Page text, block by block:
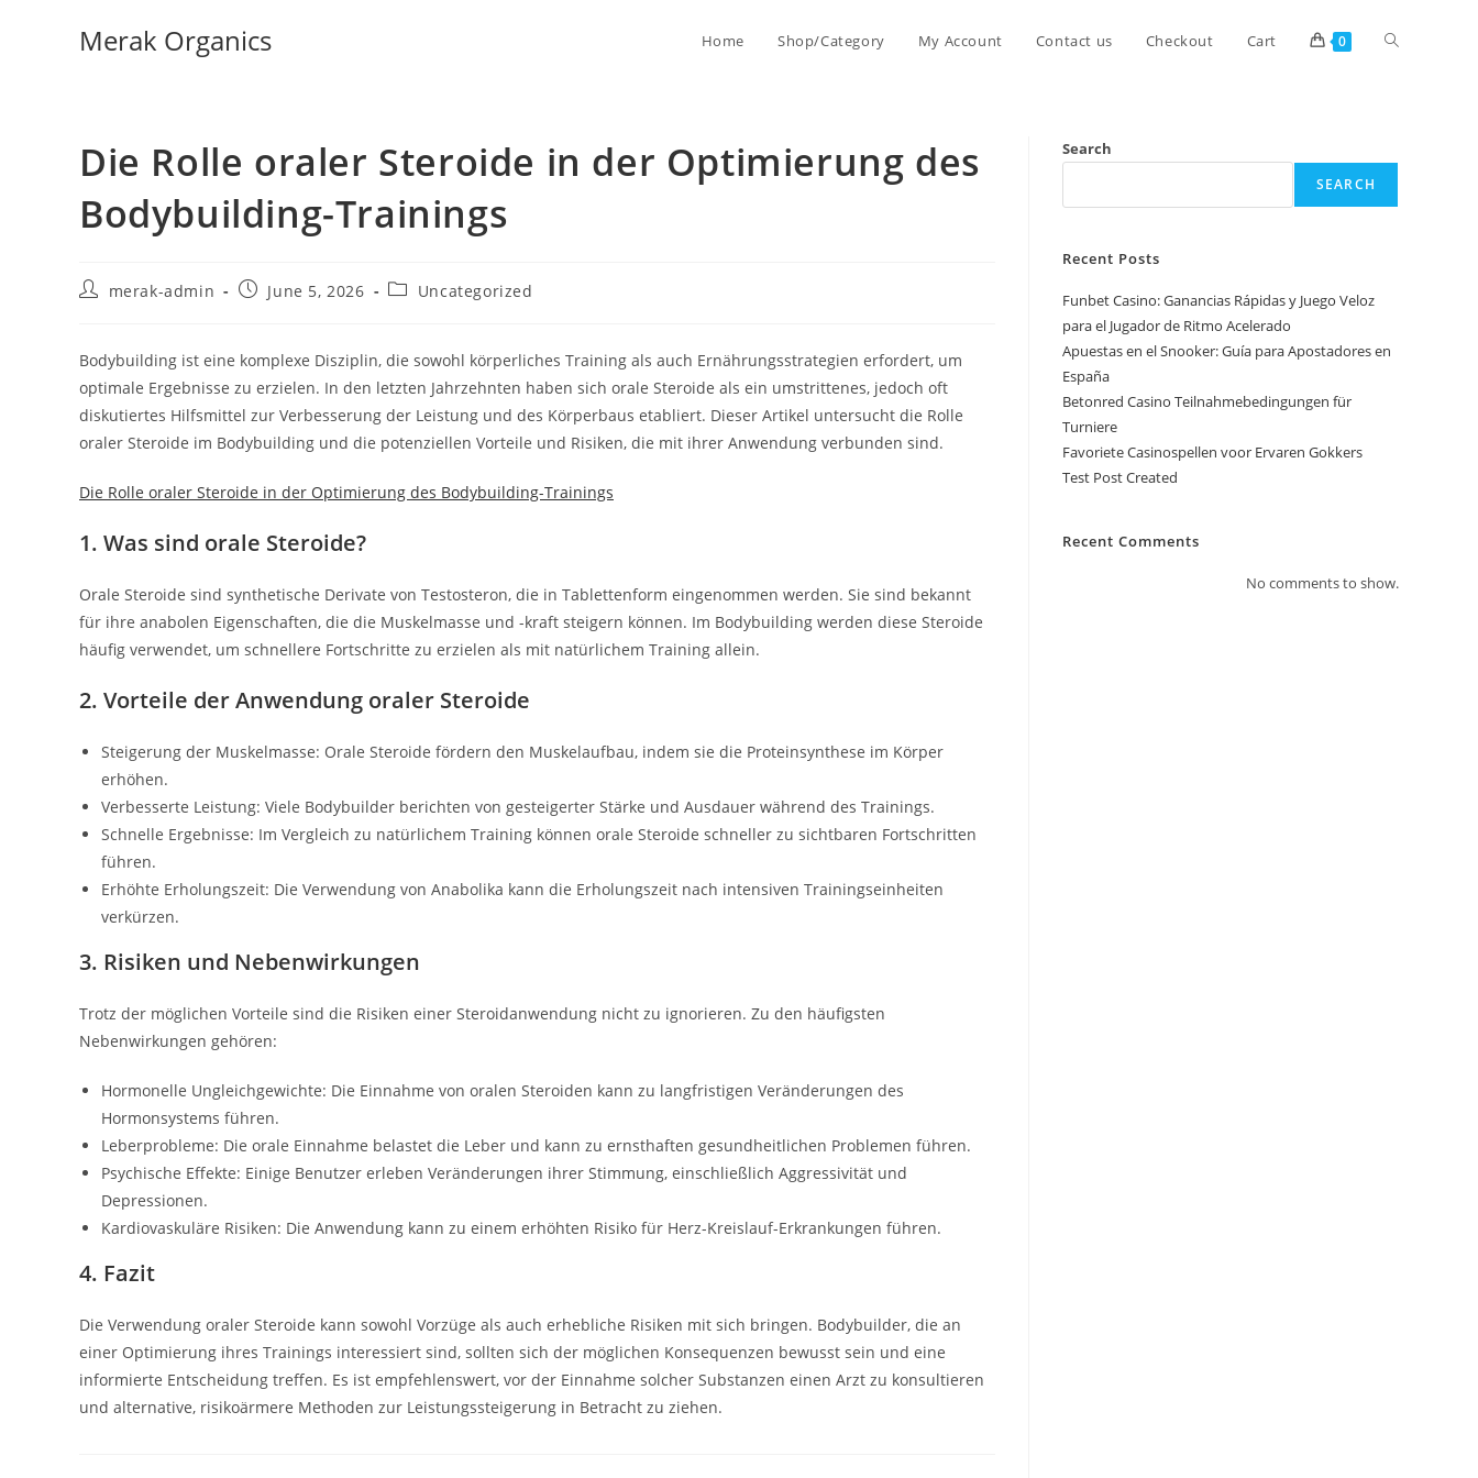
Merak Organics Home Shop/Category My Account Contact us Checkout Cart 0
Die Rolle oraler Steroide in der Optimierung des
Bodybuilding-Trainings
merak-admin June 5, 2026 Uncategorized
Bodybuilding ist eine komplexe Disziplin, die sowohl körperliches Training als auch Ernährungsstrategien erfordert, um
optimale Ergebnisse zu erzielen. In den letzten Jahrzehnten haben sich orale Steroide als ein umstrittenes, jedoch oft
diskutiertes Hilfsmittel zur Verbesserung der Leistung und des Körperbaus etabliert. Dieser Artikel untersucht die Rolle
oraler Steroide im Bodybuilding und die potenziellen Vorteile und Risiken, die mit ihrer Anwendung verbunden sind.
Die Rolle oraler Steroide in der Optimierung des Bodybuilding-Trainings
1. Was sind orale Steroide?
Orale Steroide sind synthetische Derivate von Testosteron, die in Tablettenform eingenommen werden. Sie sind bekannt
für ihre anabolen Eigenschaften, die die Muskelmasse und -kraft steigern können. Im Bodybuilding werden diese Steroide
häufig verwendet, um schnellere Fortschritte zu erzielen als mit natürlichem Training allein.
2. Vorteile der Anwendung oraler Steroide
Steigerung der Muskelmasse: Orale Steroide fördern den Muskelaufbau, indem sie die Proteinsynthese im Körper
erhöhen.
Verbesserte Leistung: Viele Bodybuilder berichten von gesteigerter Stärke und Ausdauer während des Trainings.
Schnelle Ergebnisse: Im Vergleich zu natürlichem Training können orale Steroide schneller zu sichtbaren Fortschritten
führen.
Erhöhte Erholungszeit: Die Verwendung von Anabolika kann die Erholungszeit nach intensiven Trainingseinheiten
verkürzen.
3. Risiken und Nebenwirkungen
Trotz der möglichen Vorteile sind die Risiken einer Steroidanwendung nicht zu ignorieren. Zu den häufigsten
Nebenwirkungen gehören:
Hormonelle Ungleichgewichte: Die Einnahme von oralen Steroiden kann zu langfristigen Veränderungen des
Hormonsystems führen.
Leberprobleme: Die orale Einnahme belastet die Leber und kann zu ernsthaften gesundheitlichen Problemen führen.
Psychische Effekte: Einige Benutzer erleben Veränderungen ihrer Stimmung, einschließlich Aggressivität und
Depressionen.
Kardiovaskuläre Risiken: Die Anwendung kann zu einem erhöhten Risiko für Herz-Kreislauf-Erkrankungen führen.
4. Fazit
Die Verwendung oraler Steroide kann sowohl Vorzüge als auch erhebliche Risiken mit sich bringen. Bodybuilder, die an
einer Optimierung ihres Trainings interessiert sind, sollten sich der möglichen Konsequenzen bewusst sein und eine
informierte Entscheidung treffen. Es ist empfehlenswert, vor der Einnahme solcher Substanzen einen Arzt zu konsultieren
und alternative, risikoärmere Methoden zur Leistungssteigerung in Betracht zu ziehen.
Search
SEARCH
Recent Posts
Funbet Casino: Ganancias Rápidas y Juego Veloz
para el Jugador de Ritmo Acelerado
Apuestas en el Snooker: Guía para Apostadores en
España
Betonred Casino Teilnahmebedingungen für
Turniere
Favoriete Casinospellen voor Ervaren Gokkers
Test Post Created
Recent Comments
No comments to show.